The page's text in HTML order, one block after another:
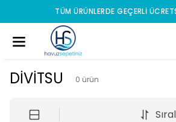
TÜM ÜRÜNLERDE GEÇERLI
DİVİTSU 0 ürün